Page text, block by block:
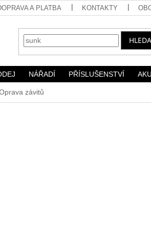
A PLATBA KONTAKTY
NÁŘADÍ PŘÍSLUŠENSTVÍ
závitů